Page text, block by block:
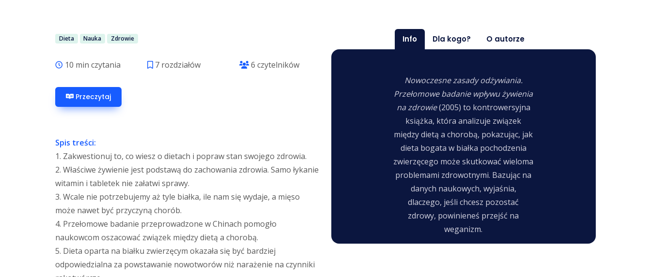
Dieta Nauka Zdrowie
10 min czytania 7 rozdziałów 6 czytelników
Przeczytaj
Spis treści:
1. Zakwestionuj to, co wiesz o dietach i popraw stan swojego zdrowia.
2. Właściwe żywienie jest podstawą do zachowania zdrowia. Samo łykanie
witamin i tabletek nie załatwi sprawy.
3. Wcale nie potrzebujemy aż tyle białka, ile nam się wydaje, a mięso
może nawet być przyczyną chorób.
4. Przełomowe badanie przeprowadzone w Chinach pomogło
naukowcom oszacować związek między dietą a chorobą.
5. Dieta oparta na białku zwierzęcym okazała się być bardziej
odpowiedzialna za powstawanie nowotworów niż narażenie na czynniki
Info Dla kogo? O autorze
Nowoczesne zasady odżywiania.
Przełomowe badanie wpływu żywienia
na zdrowie(2005) to kontrowersyjna
książka, która analizuje związek
między dietą a chorobą, pokazując, jak
dieta bogata w białka pochodzenia
zwierzęcego może skutkować wieloma
problemami zdrowotnymi. Bazując na
danych naukowych, wyjaśnia,
dlaczego, jeśli chcesz pozostać
zdrowy, powinieneś przejść na
weganizm.